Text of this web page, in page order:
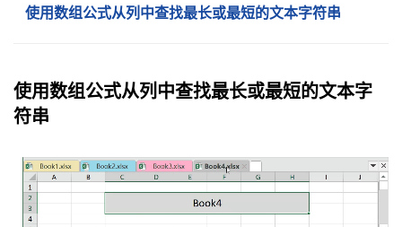
使用数组公式从列中查找最长或最短的文本字符串
使用数组公式从列中查找最长或最短的文本字
符串